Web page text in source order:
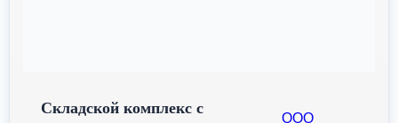
Складской комплекс с
ООО